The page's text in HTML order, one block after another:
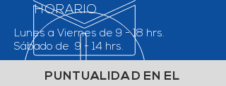
HORARIO
Lunes a Viernes de 9 - 18 hrs.
Sábado de 9 - 14 hrs.
PUNTUALIDAD EN EL